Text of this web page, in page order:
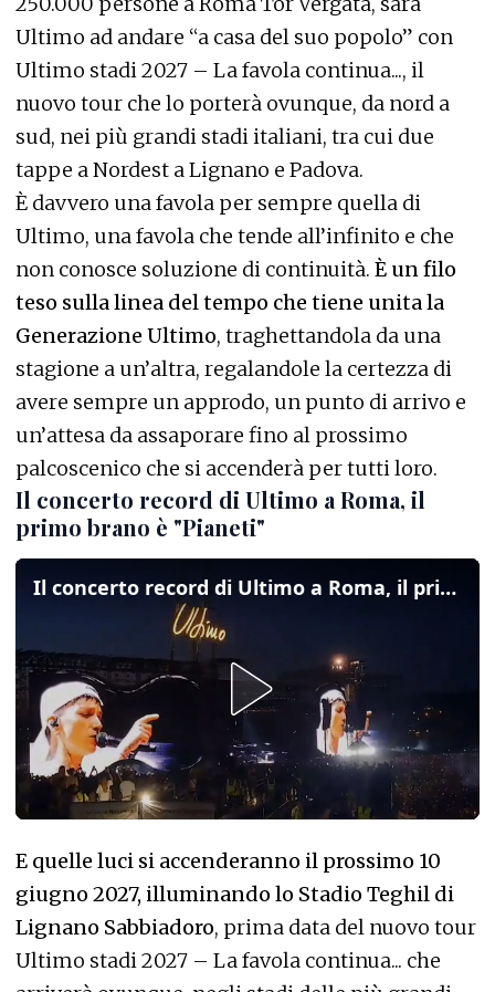
Ultimo ad andare “a casa del suo popolo” con
Ultimo stadi 2027 – La favola continua..., il
nuovo tour che lo porterà ovunque, da nord a
sud, nei più grandi stadi italiani, tra cui due
tappe a Nordest a Lignano e Padova.
È davvero una favola per sempre quella di
Ultimo, una favola che tende all’infinito e che
non conosce soluzione di continuità. È un filo
teso sulla linea del tempo che tiene unita la
Generazione Ultimo, traghettandola da una
stagione a un’altra, regalandole la certezza di
avere sempre un approdo, un punto di arrivo e
un’attesa da assaporare fino al prossimo
palcoscenico che si accenderà per tutti loro.
Il concerto record di Ultimo a Roma, il
primo brano è "Pianeti"
Il concerto record di Ultimo a Roma, il primo brano è "Pianeti"
E quelle luci si accenderanno il prossimo 10
giugno 2027, illuminando lo Stadio Teghil di
Lignano Sabbiadoro, prima data del nuovo tour
Ultimo stadi 2027 – La favola continua... che